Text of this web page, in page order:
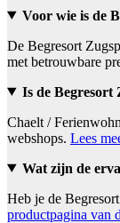
Voor wie is de
De Begresort
met betrouwbare
Is de Begresort
Chaelt /
webshops. Lees
Wat zijn de
Heb je de
productpagina van